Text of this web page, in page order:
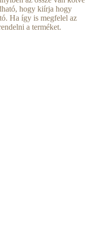
hogy kiírja hogy
Ha így is megfelel az
a terméket.